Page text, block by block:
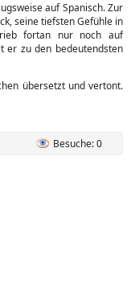
auf Spanisch. Zur
seine tiefsten Gefühle in
fortan nur noch auf
er zu den bedeutendsten
übersetzt und vertont.
Besuche: 0